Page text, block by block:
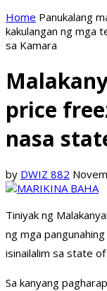
Home Panukalang
kakulangan ng mga
sa Kamara
price
nasa
by DWIZ 882
Tiniyak ng
ng mga
isinailalim sa state
Sa kanyang